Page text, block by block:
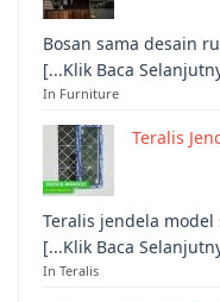
Bosan sama desain
[...Klik Baca
In Furniture
Teralis
Teralis jendela
[...Klik Baca
In Teralis